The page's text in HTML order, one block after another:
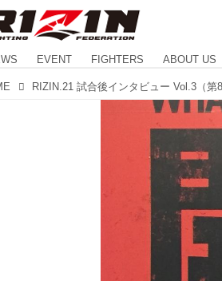
EVENT FIGHTERS ABOUT US
RIZIN.21 試合後インタビュー Vol.3（第8